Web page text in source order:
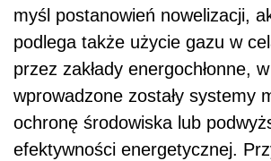
myśl postanowień nowelizacji,
podlega także użycie gazu w
przez zakłady energochłonne,
wprowadzone zostały systemy
ochronę środowiska lub
efektywności energetycznej.